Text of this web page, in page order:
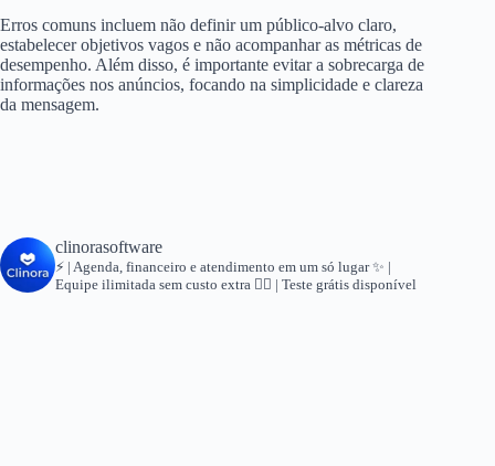
Erros comuns incluem não definir um público-alvo claro,
estabelecer objetivos vagos e não acompanhar as métricas de
desempenho. Além disso, é importante evitar a sobrecarga de
informações nos anúncios, focando na simplicidade e clareza
da mensagem.
clinorasoftware
⚡ | Agenda, financeiro e atendimento em um só lugar✨ |
Equipe ilimitada sem custo extra 👇🏻 | Teste grátis disponível